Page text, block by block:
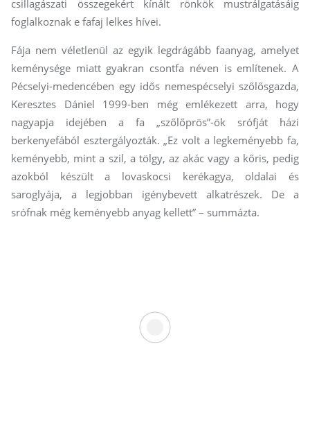
csillagászati összegekért kínált rönkök mustrálgatásáig
foglalkoznak e fafaj lelkes hívei.
Fája nem véletlenül az egyik legdrágább faanyag, amelyet
keménysége miatt gyakran csontfa néven is említenek. A
Pécselyi-medencében egy idős nemespécselyi szőlősgazda,
Keresztes Dániel 1999-ben még emlékezett arra, hogy
nagyapja idejében a fa „szőlőprös”-ök srófját házi
berkenyefából esztergályozták. „Ez volt a legkeményebb fa,
keményebb, mint a szil, a tölgy, az akác vagy a kőris, pedig
azokból készült a lovaskocsi kerékagya, oldalai és
saroglyája, a legjobban igénybevett alkatrészek. De a
srófnak még keményebb anyag kellett” – summázta.